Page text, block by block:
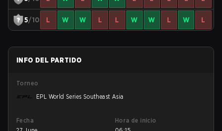
5/10 L W W L L W W L W L
INFO DEL PARTIDO
Torneo
EPL World Series Southeast Asia
Fecha
Hora de inicio